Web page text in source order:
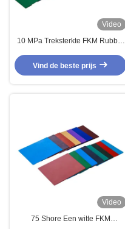
Video
10 MPa Treksterkte FKM Rubber
temperatuur afdichting
Uitstekende chemische
Vind de beste prijs
Video
75 Shore Een witte FKM